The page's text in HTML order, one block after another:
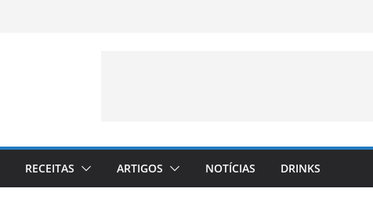
RECEITAS ARTIGOS NOTÍCIAS DRINKS